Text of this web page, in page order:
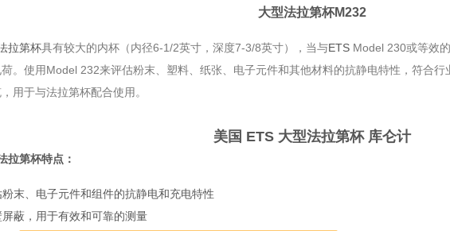
大型法拉第杯M232
拉第杯具有较大的内杯（内径6-1/2英寸，深度7-3/8英寸），当与ETS Model 230或等效
。使用Model 232来评估粉末、塑料、纸张、电子元件和其他材料的抗静电特性，符合
用于与法拉第杯配合使用。
美国 ETS 大型法拉第杯 库仑计
拉第杯特点：
粉末、电子元件和组件的抗静电和充电特性
屏蔽，用于有效和可靠的测量